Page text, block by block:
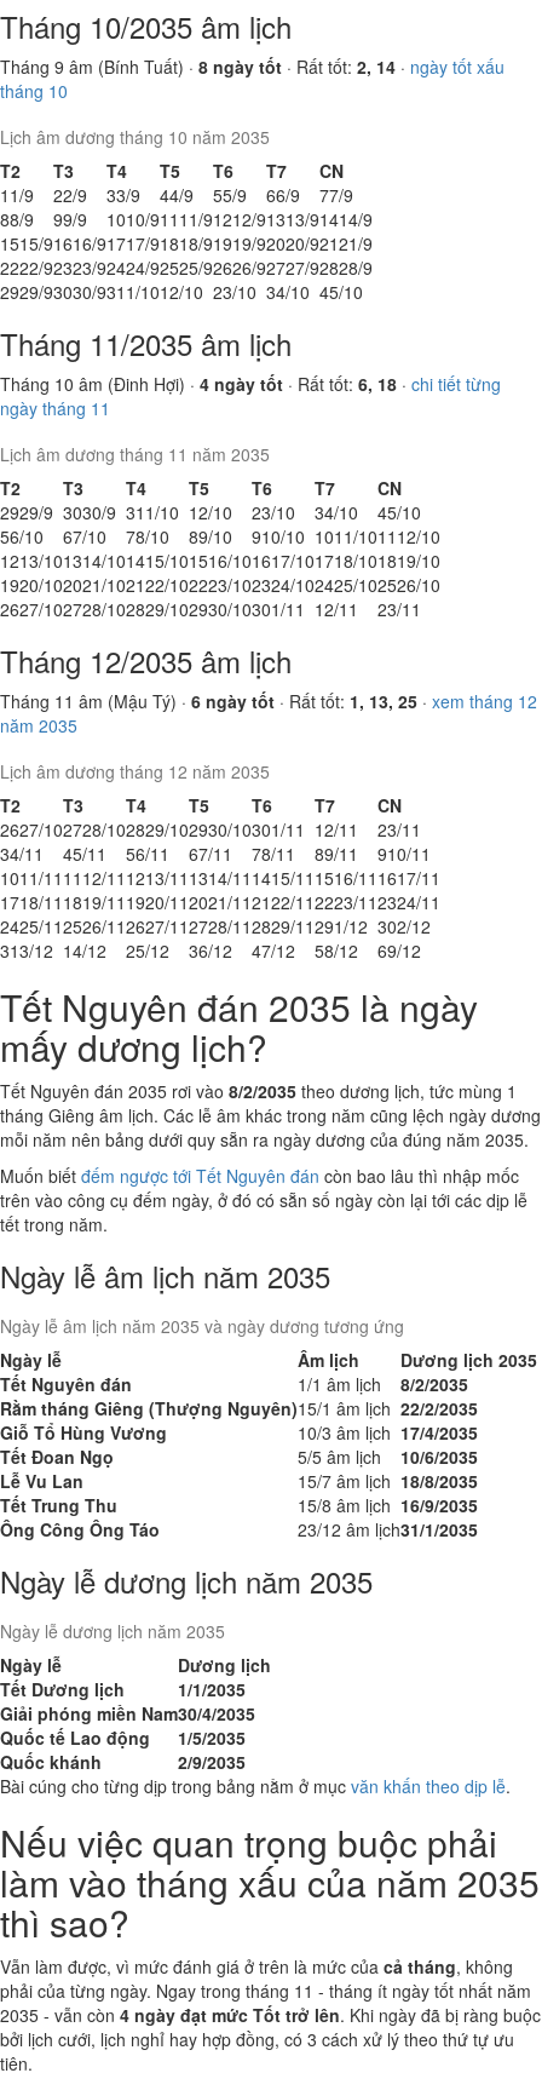
Tháng 10/2035 âm lịch
Tháng 9 âm (Bính Tuất) · 8 ngày tốt · Rất tốt: 2, 14 · ngày tốt xấu
tháng 10
Lịch âm dương tháng 10 năm 2035
T2
T3 T4 T5 T6 T7
CN
1 1/9 22/9 33/9 44/9 55/9 66/9 77/9
88/9 99/9 1010/911 11/91212/91313/91414/9
1515/91616/91717/91818/91919/92020/92121/9
2222/92323/92424/92525/92626/92727/92828/9
2929/93030/931 1/1012/10 23/10 34/10 45/10
Tháng 11/2035 âm lịch
Tháng 10 âm (Đinh Hợi) · 4 ngày tốt · Rất tốt: 6, 18 · chi tiết từng
ngày tháng 11
Lịch âm dương tháng 11 năm 2035
T2
T3 T4 T5 T6 T7
CN
2929/9 3030/9 31 1/10 12/10 23/10 34/10 45/10
56/10 67/10 78/10 89/10 910/10 1011/1011 12/10
1213/101314/101415/101516/101617/101718/101819/10
1920/102021/102122/102223/102324/102425/102526/10
2627/102728/102829/102930/10301/11 12/11 23/11
Tháng 12/2035 âm lịch
Tháng 11 âm (Mậu Tý) · 6 ngày tốt · Rất tốt: 1, 13, 25 · xem tháng 12
năm 2035
Lịch âm dương tháng 12 năm 2035
T2
T3 T4 T5 T6 T7
CN
2627/102728/102829/102930/10301/11 12/11 23/11
34/11 45/11 56/11 67/11 78/11 89/11 910/11
1011/11 11 12/11 1213/11 1314/11 1415/11 1516/11 1617/11
1718/11 1819/11 1920/112021/112122/112223/112324/11
2425/112526/112627/112728/112829/11291/12 302/12
313/12 14/12 25/12 36/12 47/12 58/12 69/12
Tết Nguyên đán 2035 là ngày
mấy dương lịch?
Tết Nguyên đán 2035 rơi vào 8/2/2035 theo dương lịch, tức mùng 1
tháng Giêng âm lịch. Các lễ âm khác trong năm cũng lệch ngày dương
mỗi năm nên bảng dưới quy sẵn ra ngày dương của đúng năm 2035.
Muốn biết đếm ngược tới Tết Nguyên đán còn bao lâu thì nhập mốc
trên vào công cụ đếm ngày, ở đó có sẵn số ngày còn lại tới các dịp lễ
tết trong năm.
Ngày lễ âm lịch năm 2035
Ngày lễ âm lịch năm 2035 và ngày dương tương ứng
Ngày lễ
Âm lịch
Dương lịch 2035
Tết Nguyên đán
1/1 âm lịch
8/2/2035
Rằm tháng Giêng (Thượng Nguyên)15/1 âm lịch 22/2/2035
Giỗ Tổ Hùng Vương
10/3 âm lịch 17/4/2035
Tết Đoan Ngọ
5/5 âm lịch
10/6/2035
Lễ Vu Lan
15/7 âm lịch 18/8/2035
Tết Trung Thu
15/8 âm lịch 16/9/2035
Ông Công Ông Táo
23/12 âm lịch31/1/2035
Ngày lễ dương lịch năm 2035
Ngày lễ dương lịch năm 2035
Ngày lễ
Dương lịch
Tết Dương lịch
1/1/2035
Giải phóng miền Nam30/4/2035
Quốc tế Lao động
1/5/2035
Quốc khánh
2/9/2035
Bài cúng cho từng dịp trong bảng nằm ở mục văn khấn theo dịp lễ.
Nếu việc quan trọng buộc phải
làm vào tháng xấu của năm 2035
thì sao?
Vẫn làm được, vì mức đánh giá ở trên là mức của cả tháng, không
phải của từng ngày. Ngay trong tháng 11 - tháng ít ngày tốt nhất năm
2035 - vẫn còn 4 ngày đạt mức Tốt trở lên. Khi ngày đã bị ràng buộc
bởi lịch cưới, lịch nghỉ hay hợp đồng, có 3 cách xử lý theo thứ tự ưu
tiên.